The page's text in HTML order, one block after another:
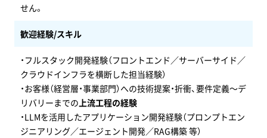
せん。
歓迎経験/スキル
・フルスタック開発経験（フロントエンド／サーバーサイド／
クラウドインフラを横断した担当経験）
・お客様（経営層・事業部門）への技術提案・折衝、要件定義〜デ
リバリーまでの上流工程の経験
・LLMを活用したアプリケーション開発経験（プロンプトエン
ジニアリング／エージェント開発／RAG構築 等）